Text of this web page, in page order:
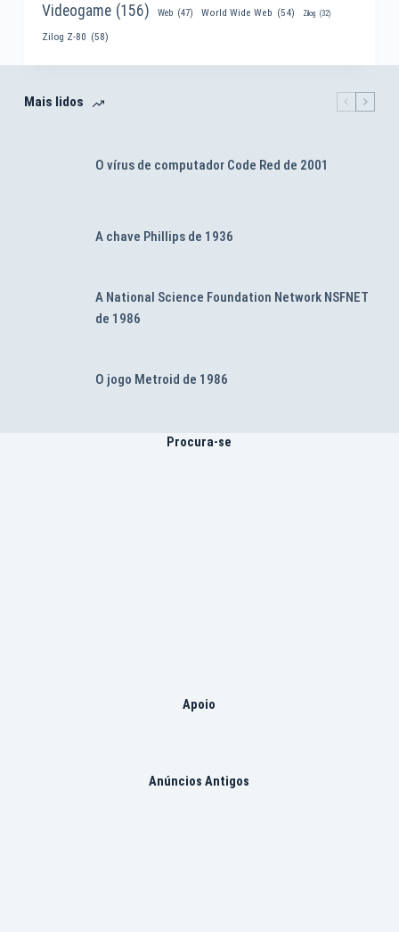
Videogame (156) Web (47) World Wide Web (54) Zilog (32)
Zilog Z-80 (58)
Mais lidos
O vírus de computador Code Red de 2001
A chave Phillips de 1936
A National Science Foundation Network NSFNET
de 1986
O jogo Metroid de 1986
Procura-se
Apoio
Anúncios Antigos